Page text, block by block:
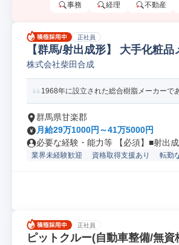
事務 経理 不動産
正社員
【群馬/射出成形】 大手化粧
株式会社柴田合成
1968年に設立された総合樹脂メーカーで
群馬県甘楽郡
月給29万1000円～41万5000円
必要な経験・能力等 【必須】■射出
業界未経験歓迎 資格取得支援あり 転勤
正社員
ピットクルー(自動車整備/無資